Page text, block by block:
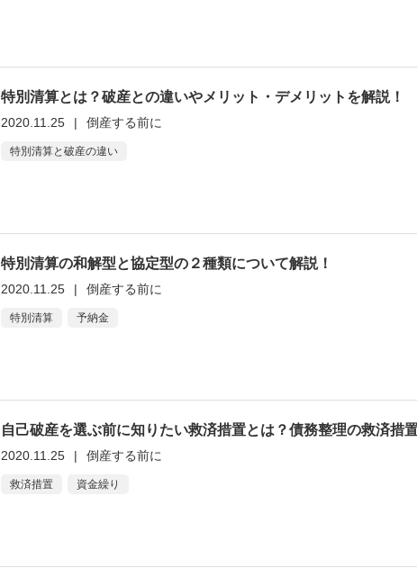
特別清算とは？破産との違いやメリット・デメリットを解説！
2020.11.25 | 倒産する前に
特別清算と破産の違い
特別清算の和解型と協定型の２種類について解説！
2020.11.25 | 倒産する前に
特別清算 予納金
自己破産を選ぶ前に知りたい救済措置とは？債務整理の救済措
2020.11.25 | 倒産する前に
救済措置 資金繰り